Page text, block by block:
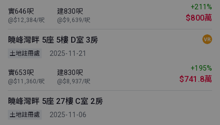
實646呎
@$12,384/呎
建830呎
@$9,639/呎
+211%
$800萬
曉峰灣畔 5座 5樓 D室 3房
土地註冊處 2025-11-21
實653呎
@$11,360/呎
建830呎
@$8,937/呎
+195%
$741.8萬
曉峰灣畔 5座 27樓 C室 2房
土地註冊處 2025-11-06